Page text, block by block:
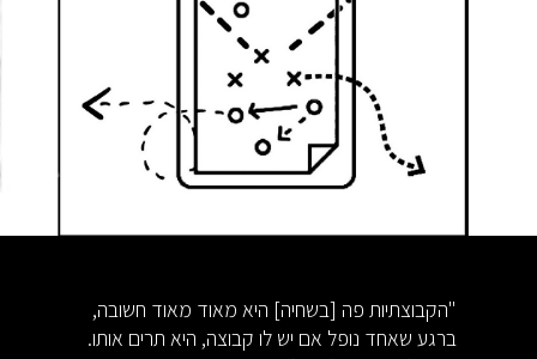
"הקבוצתיות פה [בשחיה] היא מאוד מאוד חשובה,
ברגע שאחד נופל אם יש לו קבוצה, היא תרים אותו.